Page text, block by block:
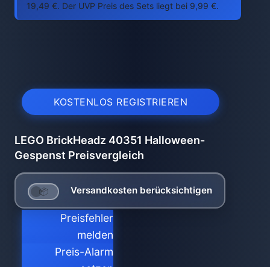
19,49 €. Der UVP Preis des Sets liegt bei 9,99 €.
KOSTENLOS REGISTRIEREN
LEGO BrickHeadz 40351 Halloween-
Gespenst Preisvergleich
Versandkosten berücksichtigen
Preisfehler
melden
Preis-Alarm